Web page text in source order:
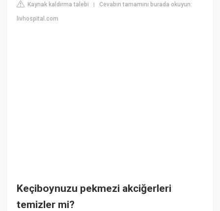
Kaynak kaldırma talebi |Cevabın tamamını burada okuyun:
livhospital.com
Keçiboynuzu pekmezi akciğerleri
temizler mi?